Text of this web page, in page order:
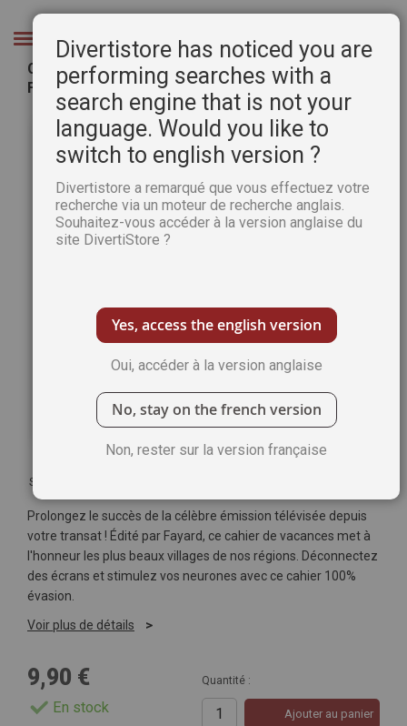
Chercher
Cahier de vacances "Le Village préféré des
Français 2026"
Passer
galerie
d’images
Soyez le premier à commenter ce produit
Prolongez le succès de la célèbre émission télévisée depuis
votre transat ! Édité par Fayard, ce cahier de vacances met à
l'honneur les plus beaux villages de nos régions. Déconnectez
des écrans et stimulez vos neurones avec ce cahier 100%
évasion.
Voir plus de détails
9,90 €
En stock
Quantité :
Ajouter au panier
Divertistore has noticed you are
performing searches with a
search engine that is not your
language. Would you like to
switch to english version ?
Divertistore a remarqué que vous effectuez votre
recherche via un moteur de recherche anglais.
Souhaitez-vous accéder à la version anglaise du
site DivertiStore ?
Yes, access the english version
Oui, accéder à la version anglaise
No, stay on the french version
Non, rester sur la version française